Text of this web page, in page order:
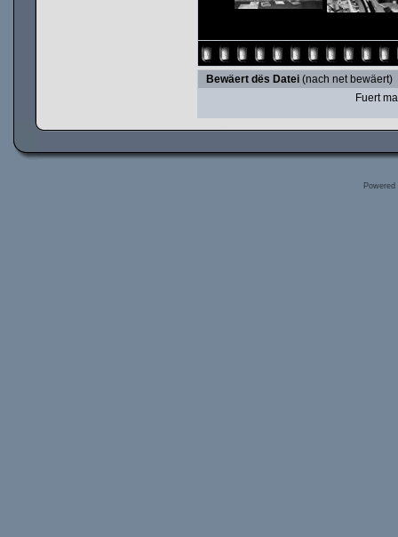
Bewäert dës Datei(nach net bewäert)
Fuert